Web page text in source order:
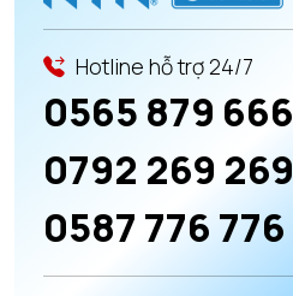
Hotline hỗ trợ 24/7
0565 879 666
0792 269 269
0587 776 776